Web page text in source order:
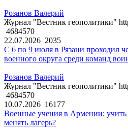
Розанов Валерий
Журнал "Вестник геополитики"
4684570
22.07.2026 2035
С 6 по 9 июля в Рязани проходил
военного округа среди команд
Розанов Валерий
Журнал "Вестник геополитики"
4684570
10.07.2026 16177
Военные учения в Армении: учить
менять лагерь?